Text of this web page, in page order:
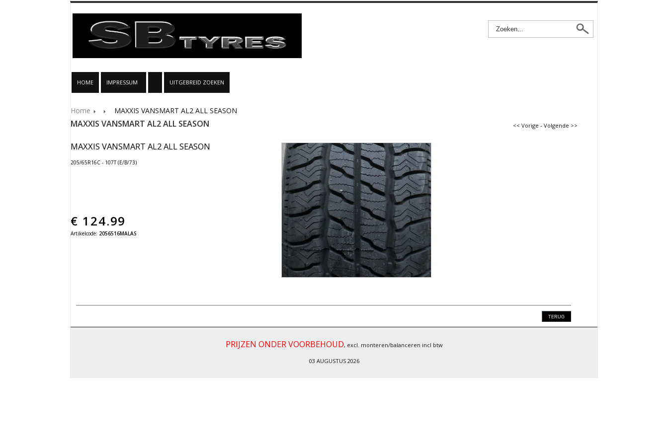
HOME IMPRESSUM UITGEBREID ZOEKEN
Home MAXXIS VANSMART AL2 ALL SEASON
MAXXIS VANSMART AL2 ALL SEASON << Vorige - Volgende >>
MAXXIS VANSMART AL2 ALL SEASON
205/65R16C - 107T (E/B/73)
€ 124.99
Artikelcode: 2056516MALAS
PRIJZEN ONDER VOORBEHOUD, excl. monteren/balanceren incl btw
03 AUGUSTUS 2026